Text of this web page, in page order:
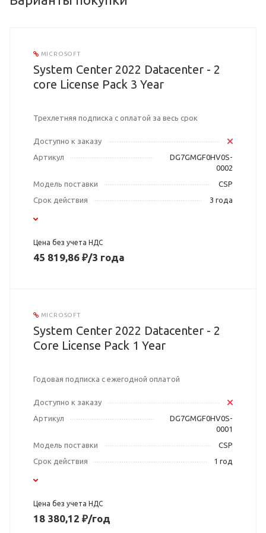
MICROSOFT
System Center 2022 Datacenter - 2
core License Pack 3 Year
Трехлетняя подписка с оплатой за весь срок
Доступно к заказу
Артикул
DG7GMGF0HV0S-
0002
Модель поставки
CSP
Срок действия
3 года
Цена без учета НДС
45 819,86 ₽/3 года
MICROSOFT
System Center 2022 Datacenter - 2
Core License Pack 1 Year
Годовая подписка с ежегодной оплатой
Доступно к заказу
Артикул
DG7GMGF0HV0S-
0001
Модель поставки
CSP
Срок действия
1 год
Цена без учета НДС
18 380,12 ₽/год